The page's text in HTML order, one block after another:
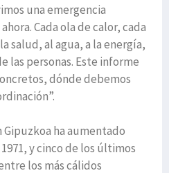
una emergencia
Cada ola de calor, cada
salud, al agua, a la energía,
las personas. Este informe
dónde debemos
ha aumentado
y cinco de los últimos
los más cálidos